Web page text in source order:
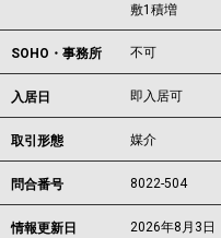
敷1積増
SOHO・事務所 不可
入居日 即入居可
取引形態 媒介
問合番号 8022-504
情報更新日 2026年8月3日